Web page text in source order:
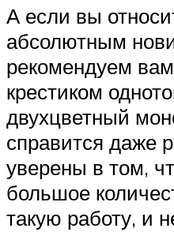
А если вы
абсолютным
рекомендуем
крестиком
двухцветный
справится даже
уверены в том,
большое
такую работу, и